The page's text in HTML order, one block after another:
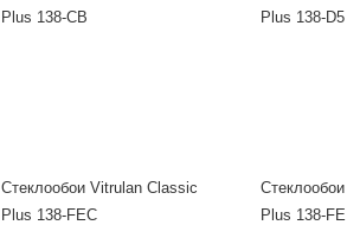
Plus 138-CB
Plus 138-D5
Стеклообои Vitrulan Classic
Plus 138-FEC
Plus 138-FE